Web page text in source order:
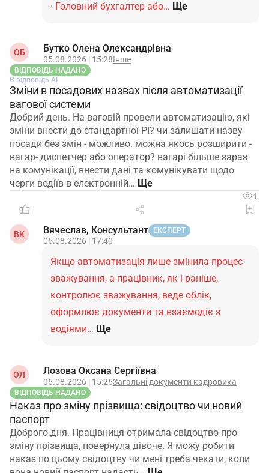
· Головний бухгалтер або… Ще
ОБ Бутко Олена Олександрівна
05.08.2026 | 15:28Інше
ВІДПОВІДЬ НАДАНО
Є відповідь АІ
Зміни в посадових назвах після автоматизації
вагової системи
Добрий день. На ваговій провели автоматизацію, які
зміни внести до стандартної РІ? чи залишати назву
посади без змін - можливо. можна якось розширити -
вагар- диспетчер або оператор? вагарі більше зараз
на комунікації, внести дані та комунікувати щодо
черги водіїв в електронній…
4
ВК Вячеслав, Консультант ЕКСПЕРТ
05.08.2026 | 17:40
Якщо автоматизація лише змінила процес
зважування, а працівник, як і раніше,
контролює зважування, веде облік,
оформлює документи та взаємодіє з
водіями… Ще
ОЛ Лозова Оксана Сергіївна
05.08.2026 | 15:26Загальні документи кадровика
ВІДПОВІДЬ НАДАНО
Наказ про зміну прізвища: свідоцтво чи новий
паспорт
Доброго дня. Працівниця отримала свідоцтво про
зміну прізвища, повернула дівоче. Я можу робити
наказ по цьому свідоцтву чи мені треба чекати, коли